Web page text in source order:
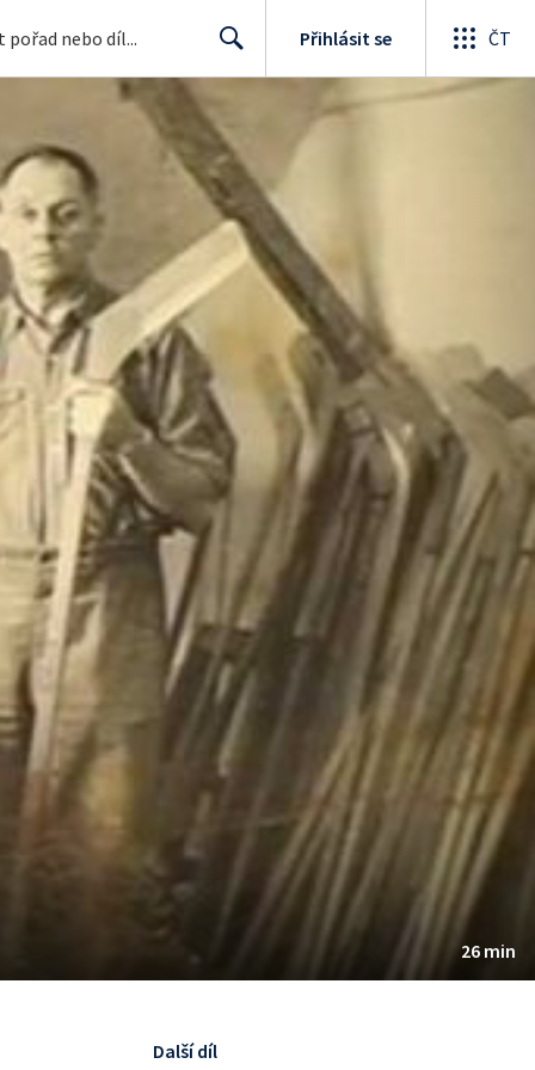
Přihlásit se ČT
26 min
Další díl